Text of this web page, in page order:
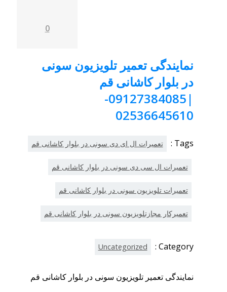
0
نمایندگی تعمیر تلویزیون سونی
در بلوار کاشانی قم
|09127384085-
02536645610
Tags : تعمیرات ال ای دی سونی در بلوار کاشانی قم
تعمیرات ال سی دی سونی در بلوار کاشانی قم
تعمیرات تلویزیون سونی در بلوار کاشانی قم
تعمیرکار مجازتلویزیون سونی در بلوار کاشانی قم
Category :
Uncategorized
نمایندگی تعمیر تلویزیون سونی در بلوار کاشانی قم